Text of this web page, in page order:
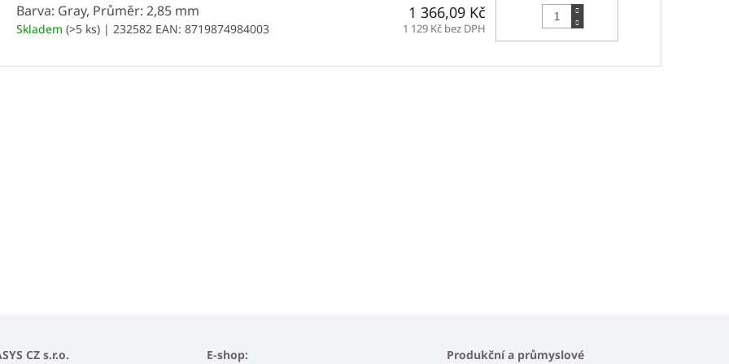
Barva: Gray, Průměr: 2,85 mm
Skladem (>5 ks) | 232582 EAN: 8719874984003
1 366,09 Kč
1 129 Kč bez DPH
CZ s.r.o.
E-shop:
Produkční a průmyslové